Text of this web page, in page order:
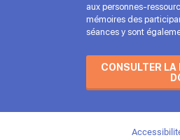
aux personnes-
mémoires des
séances y sont
CONSULTER LA